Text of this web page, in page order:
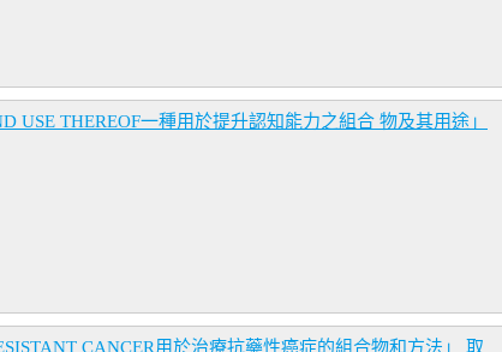
USE THEREOF一種用於提升認知能力之組合 物及其用途」
CANCER用於治療抗藥性癌症的組合物和方法」 取